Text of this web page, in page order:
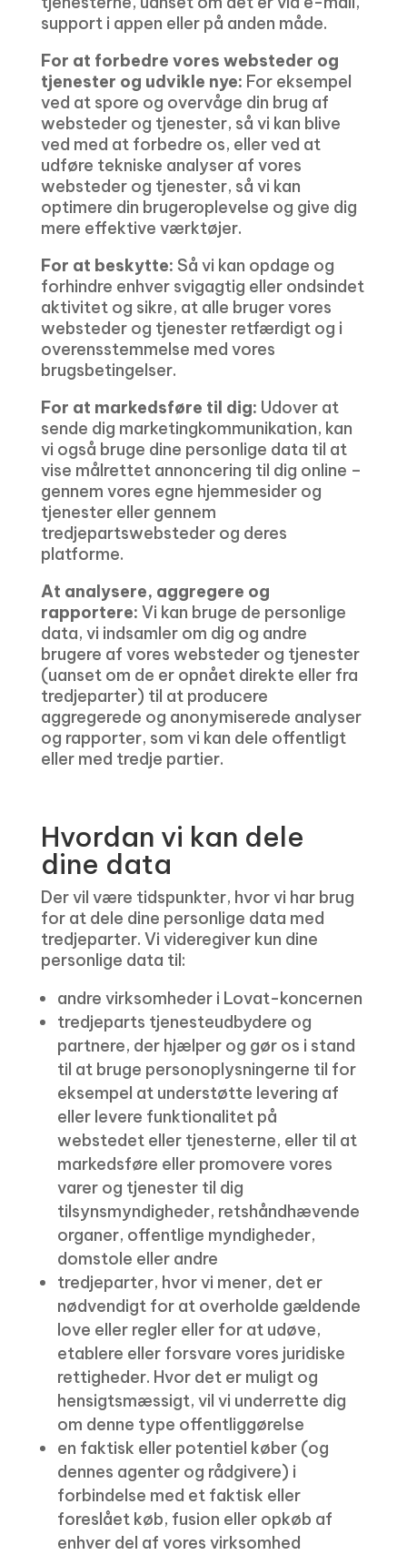
support i appen eller på anden måde.
For at forbedre vores websteder og
tjenester og udvikle nye: For eksempel
ved at spore og overvåge din brug af
websteder og tjenester, så vi kan blive
ved med at forbedre os, eller ved at
udføre tekniske analyser af vores
websteder og tjenester, så vi kan
optimere din brugeroplevelse og give dig
mere effektive værktøjer.
For at beskytte: Så vi kan opdage og
forhindre enhver svigagtig eller ondsindet
aktivitet og sikre, at alle bruger vores
websteder og tjenester retfærdigt og i
overensstemmelse med vores
brugsbetingelser.
For at markedsføre til dig: Udover at
sende dig marketingkommunikation, kan
vi også bruge dine personlige data til at
vise målrettet annoncering til dig online –
gennem vores egne hjemmesider og
tjenester eller gennem
tredjepartswebsteder og deres
platforme.
At analysere, aggregere og
rapportere: Vi kan bruge de personlige
data, vi indsamler om dig og andre
brugere af vores websteder og tjenester
(uanset om de er opnået direkte eller fra
tredjeparter) til at producere
aggregerede og anonymiserede analyser
og rapporter, som vi kan dele offentligt
eller med tredje partier.
Hvordan vi kan dele
dine data
Der vil være tidspunkter, hvor vi har brug
for at dele dine personlige data med
tredjeparter. Vi videregiver kun dine
personlige data til:
andre virksomheder i Lovat-koncernen
tredjeparts tjenesteudbydere og
partnere, der hjælper og gør os i stand
til at bruge personoplysningerne til for
eksempel at understøtte levering af
eller levere funktionalitet på
webstedet eller tjenesterne, eller til at
markedsføre eller promovere vores
varer og tjenester til dig
tilsynsmyndigheder, retshåndhævende
organer, offentlige myndigheder,
domstole eller andre
tredjeparter, hvor vi mener, det er
nødvendigt for at overholde gældende
love eller regler eller for at udøve,
etablere eller forsvare vores juridiske
rettigheder. Hvor det er muligt og
hensigtsmæssigt, vil vi underrette dig
om denne type offentliggørelse
en faktisk eller potentiel køber (og
dennes agenter og rådgivere) i
forbindelse med et faktisk eller
foreslået køb, fusion eller opkøb af
enhver del af vores virksomhed